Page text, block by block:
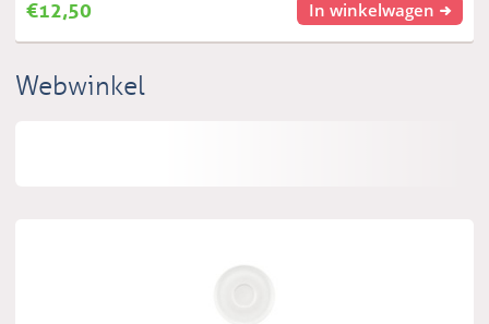
€12,50 In winkelwagen
Webwinkel